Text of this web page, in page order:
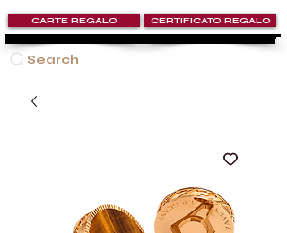
Search
CARTE REGALO CERTIFICATO REGALO